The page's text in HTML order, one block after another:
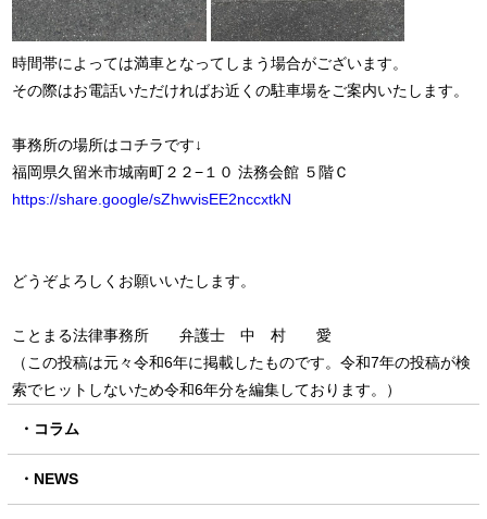
時間帯によっては満車となってしまう場合がございます。
その際はお電話いただければお近くの駐車場をご案内いたします。
事務所の場所はコチラです↓
福岡県久留米市城南町２２−１０ 法務会館 ５階Ｃ
https://share.google/sZhwvisEE2nccxtkN
どうぞよろしくお願いいたします。
ことまる法律事務所 弁護士 中 村 愛
（この投稿は元々令和6年に掲載したものです。令和7年の投稿が検
索でヒットしないため令和6年分を編集しております。）
コラム
NEWS